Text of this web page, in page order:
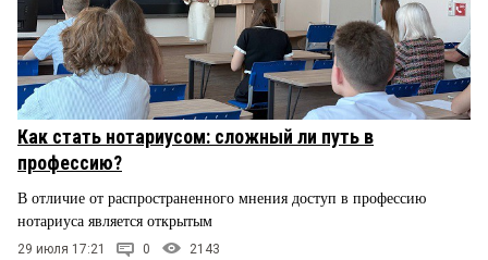
Как стать нотариусом: сложный ли путь в
профессию?
В отличие от распространенного мнения доступ в профессию
нотариуса является открытым
29 июля 17:21 0 2143